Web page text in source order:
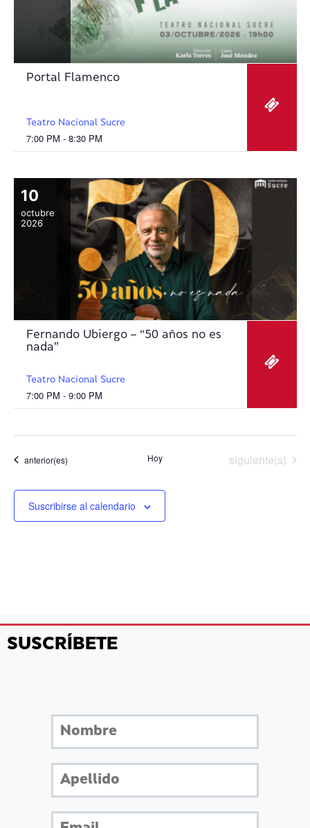
Portal Flamenco
Teatro Nacional Sucre
7:00 PM - 8:30 PM
10
octubre
2026
Fernando Ubiergo – “50 años no es
nada”
Teatro Nacional Sucre
7:00 PM - 9:00 PM
Eventos
anterior(es) Hoy Eventos
siguiente(s)
Suscribirse al calendario
SUSCRÍBETE